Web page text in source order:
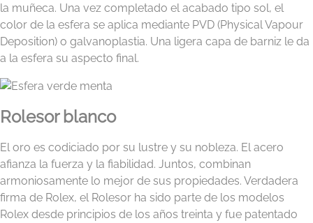
la muñeca. Una vez completado el acabado tipo sol, el
color de la esfera se aplica mediante PVD (Physical Vapour
Deposition) o galvanoplastia. Una ligera capa de barniz le da
a la esfera su aspecto final.
Rolesor blanco
El oro es codiciado por su lustre y su nobleza. El acero
afianza la fuerza y la fiabilidad. Juntos, combinan
armoniosamente lo mejor de sus propiedades. Verdadera
firma de Rolex, el Rolesor ha sido parte de los modelos
Rolex desde principios de los años treinta y fue patentado